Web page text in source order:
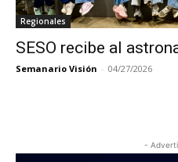
Regionales
SESO recibe al
Semanario Visión - 04/27/2026
-